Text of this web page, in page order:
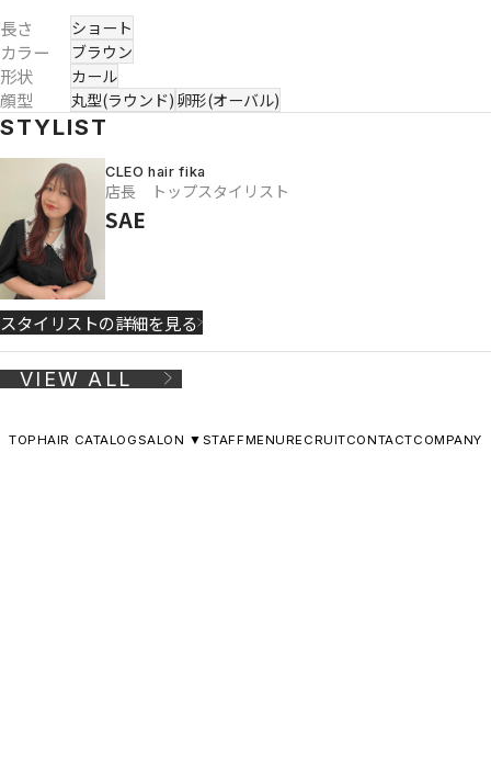
長さ ショート
カラー ブラウン
形状 カール
顔型 丸型(ラウンド) 卵形(オーバル)
STYLIST
CLEO hair fika
店長 トップスタイリスト
SAE
スタイリストの詳細を見る
VIEW ALL
TOPHAIR CATALOGSALON ▼ STAFFMENURECRUITCONTACTCOMPANY